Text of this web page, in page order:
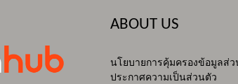
ABOUT US
นโยบายการคุ้มครองข้อมูลส่
ประกาศความเป็นส่วนตัว